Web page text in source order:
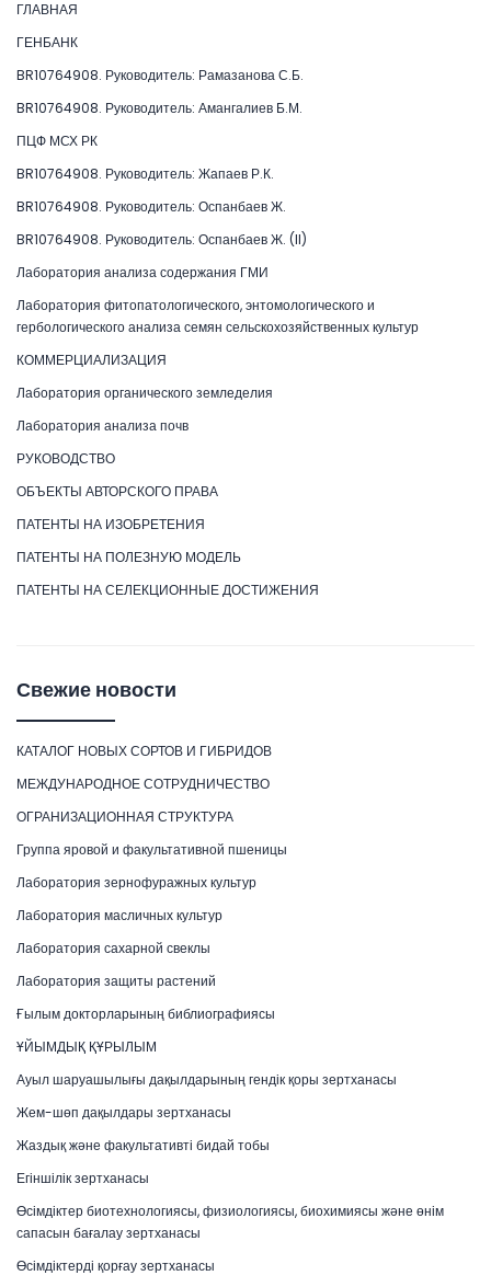
ГЛАВНАЯ
ГЕНБАНК
BR10764908. Руководитель: Рамазанова С.Б.
BR10764908. Руководитель: Амангалиев Б.М.
ПЦФ МСХ РК
BR10764908. Руководитель: Жапаев Р.К.
BR10764908. Руководитель: Оспанбаев Ж.
BR10764908. Руководитель: Оспанбаев Ж. (II)
Лаборатория анализа содержания ГМИ
Лаборатория фитопатологического, энтомологического и
гербологического анализа семян сельскохозяйственных культур
КОММЕРЦИАЛИЗАЦИЯ
Лаборатория органического земледелия
Лаборатория анализа почв
РУКОВОДСТВО
ОБЪЕКТЫ АВТОРСКОГО ПРАВА
ПАТЕНТЫ НА ИЗОБРЕТЕНИЯ
ПАТЕНТЫ НА ПОЛЕЗНУЮ МОДЕЛЬ
ПАТЕНТЫ НА СЕЛЕКЦИОННЫЕ ДОСТИЖЕНИЯ
Свежие новости
КАТАЛОГ НОВЫХ СОРТОВ И ГИБРИДОВ
МЕЖДУНАРОДНОЕ СОТРУДНИЧЕСТВО
ОГРАНИЗАЦИОННАЯ СТРУКТУРА
Группа яровой и факультативной пшеницы
Лаборатория зернофуражных культур
Лаборатория масличных культур
Лаборатория сахарной свеклы
Лаборатория защиты растений
Ғылым докторларының библиографиясы
ҰЙЫМДЫҚ ҚҰРЫЛЫМ
Ауыл шаруашылығы дақылдарының гендік қоры зертханасы
Жем-шөп дақылдары зертханасы
Жаздық және факультативті бидай тобы
Егіншілік зертханасы
Өсімдіктер биотехнологиясы, физиологиясы, биохимиясы және өнім
сапасын бағалау зертханасы
Өсімдіктерді қорғау зертханасы